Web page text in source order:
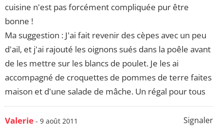
cuisine n'est pas forcément compliquée pur être
bonne !
Ma suggestion : J'ai fait revenir des cèpes avec un peu
d'ail, et j'ai rajouté les oignons sués dans la poêle avant
de les mettre sur les blancs de poulet. Je les ai
accompagné de croquettes de pommes de terre faites
maison et d'une salade de mâche. Un régal pour tous
Signaler
Valerie - 9 août 2011